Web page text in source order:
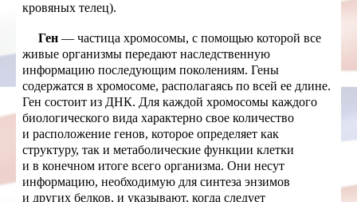
кровяных телец).
Ген — частица хромосомы, с помощью которой все
живые организмы передают наследственную
информацию последующим поколениям. Гены
содержатся в хромосоме, располагаясь по всей ее длине.
Ген состоит из ДНК. Для каждой хромосомы каждого
биологического вида характерно свое количество
и расположение генов, которое определяет как
структуру, так и метаболические функции клетки
и в конечном итоге всего организма. Они несут
информацию, необходимую для синтеза энзимов
и других белков, и указывают, когда следует